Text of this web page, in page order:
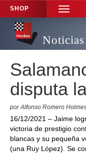
SHOP
TOGGLE
disputa
por Alfonso Romero
16/12/2021 – Jaime
victoria de prestigio
blancas y su pequeña
(una Ruy López). Se